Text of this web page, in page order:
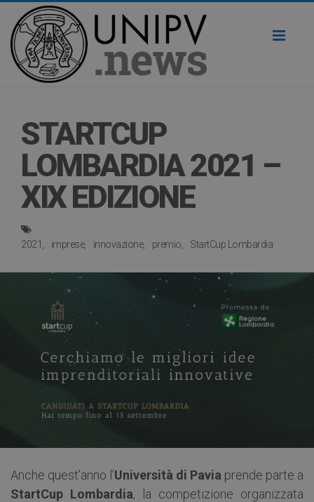
STARTCUP
LOMBARDIA 2021 –
XIX EDIZIONE
2021 imprese innovazione premio StartCup Lombardia
Anche quest’anno l’Università di Pavia prende parte a
StartCup Lombardia, la competizione organizzata